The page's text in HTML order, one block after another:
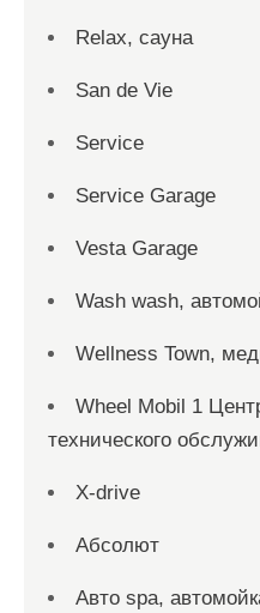
Relax, сауна
San dе Vie
Service
Service Garage
Vesta Garage
Wash wash,
Wellness Town,
Wheel Mobil 1
технического
X-drive
Абсолют
Авто spa,